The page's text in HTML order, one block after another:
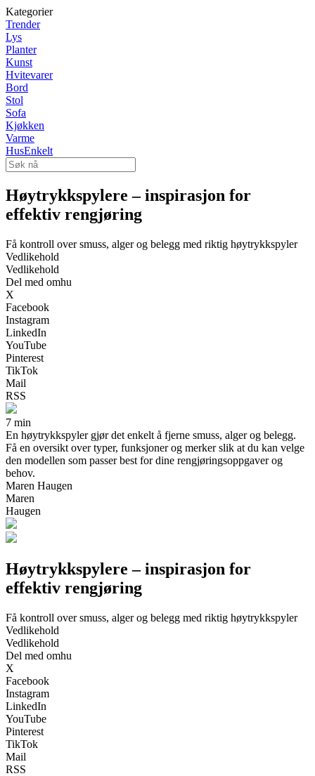
Kategorier
Trender
Lys
Planter
Kunst
Hvitevarer
Bord
Stol
Sofa
Kjøkken
Varme
HusEnkelt
Høytrykkspylere – inspirasjon for
effektiv rengjøring
Få kontroll over smuss, alger og belegg med riktig høytrykkspyler
Vedlikehold
Vedlikehold
Del med omhu
X
Facebook
Instagram
LinkedIn
YouTube
Pinterest
TikTok
Mail
RSS
7 min
En høytrykkspyler gjør det enkelt å fjerne smuss, alger og belegg.
Få en oversikt over typer, funksjoner og merker slik at du kan velge
den modellen som passer best for dine rengjøringsoppgaver og
behov.
Maren Haugen
Maren
Haugen
Høytrykkspylere – inspirasjon for
effektiv rengjøring
Få kontroll over smuss, alger og belegg med riktig høytrykkspyler
Vedlikehold
Vedlikehold
Del med omhu
X
Facebook
Instagram
LinkedIn
YouTube
Pinterest
TikTok
Mail
RSS